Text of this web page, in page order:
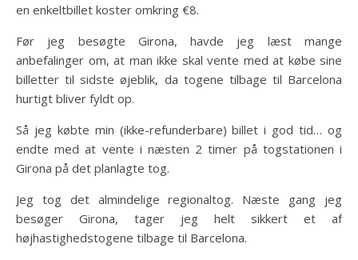
en enkeltbillet koster omkring €8.
Før jeg besøgte Girona, havde jeg læst mange
anbefalinger om, at man ikke skal vente med at købe sine
billetter til sidste øjeblik, da togene tilbage til Barcelona
hurtigt bliver fyldt op.
Så jeg købte min (ikke-refunderbare) billet i god tid… og
endte med at vente i næsten 2 timer på togstationen i
Girona på det planlagte tog.
Jeg tog det almindelige regionaltog. Næste gang jeg
besøger Girona, tager jeg helt sikkert et af
højhastighedstogene tilbage til Barcelona.